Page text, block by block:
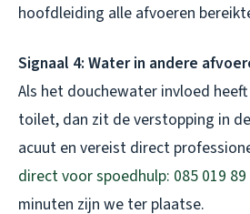
hoofdleiding alle afvoeren
Signaal 4: Water in andere
Als het douchewater invloed
toilet, dan zit de verstopping in
acuut en vereist direct
direct voor spoedhulp: 085 019 89
minuten zijn we ter plaatse.